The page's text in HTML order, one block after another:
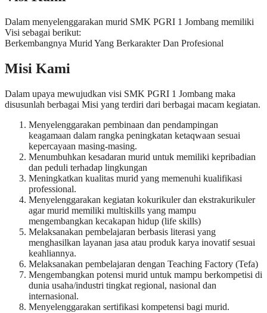
Dalam menyelenggarakan murid SMK PGRI 1 Jombang memiliki
Visi sebagai berikut:
Berkembangnya Murid Yang Berkarakter Dan Profesional
Misi Kami
Dalam upaya mewujudkan visi SMK PGRI 1 Jombang maka
disusunlah berbagai Misi yang terdiri dari berbagai macam kegiatan.
Menyelenggarakan pembinaan dan pendampingan
keagamaan dalam rangka peningkatan ketaqwaan sesuai
kepercayaan masing-masing.
Menumbuhkan kesadaran murid untuk memiliki kepribadian
dan peduli terhadap lingkungan
Meningkatkan kualitas murid yang memenuhi kualifikasi
professional.
Menyelenggarakan kegiatan kokurikuler dan ekstrakurikuler
agar murid memiliki multiskills yang mampu
mengembangkan kecakapan hidup (life skills)
Melaksanakan pembelajaran berbasis literasi yang
menghasilkan layanan jasa atau produk karya inovatif sesuai
keahliannya.
Melaksanakan pembelajaran dengan Teaching Factory (Tefa)
Mengembangkan potensi murid untuk mampu berkompetisi di
dunia usaha/industri tingkat regional, nasional dan
internasional.
Menyelenggarakan sertifikasi kompetensi bagi murid.